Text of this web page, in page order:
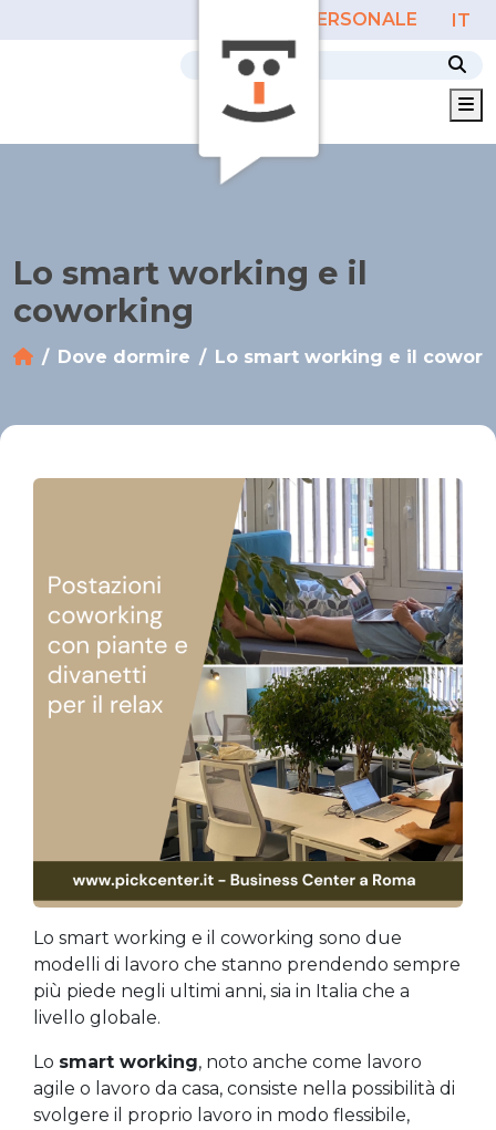
AREA PERSONALE IT
Lo smart working e il
coworking
Dove dormire Lo smart working e il
Lo smart working e il coworking sono due
modelli di lavoro che stanno prendendo sempre
più piede negli ultimi anni, sia in Italia che a
livello globale.
Lo smart working, noto anche come lavoro
agile o lavoro da casa, consiste nella possibilità di
svolgere il proprio lavoro in modo flessibile,